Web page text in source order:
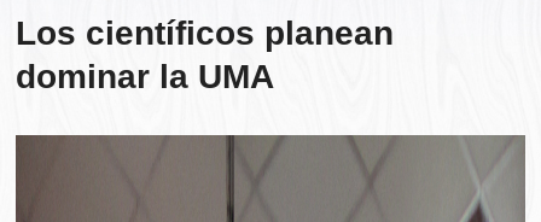
Los científicos planean
dominar la UMA